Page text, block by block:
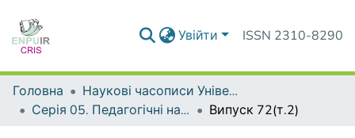
Увійти ISSN 2310-8290
Головна
Наукові часописи Університету
Серія 05. Педагогічні науки: реалії та перспективи
Випуск 72(т.2)